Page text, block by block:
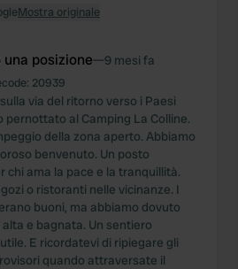
Mostra originale
posizione—9 mesi fa
20939
via del ritorno verso i Paesi
pernottato al Camping La Colline.
della zona aperto. Abbiamo
benvenuto. Un posto
chi ama la pace e la tranquillità.
o ristoranti nelle vicinanze. I
buoni, ma abbiamo dovuto
e bagnata. Un sentiero
E ricordatevi di ripiegare gli
quando attraversate il